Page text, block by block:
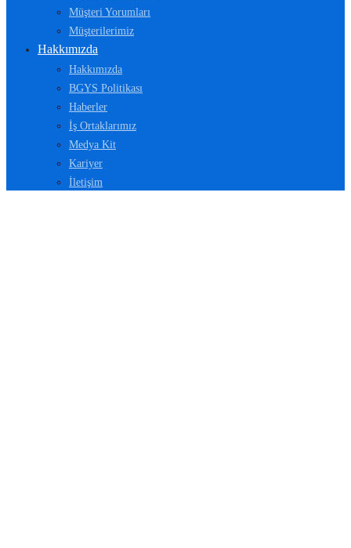
Müşteri Yorumları
Müşterilerimiz
Hakkımızda
Hakkımızda
BGYS Politikası
Haberler
İş Ortaklarımız
Medya Kit
Kariyer
İletişim